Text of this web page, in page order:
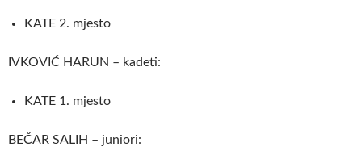
KATE 2. mjesto
IVKOVIĆ HARUN – kadeti:
KATE 1. mjesto
BEČAR SALIH – juniori: